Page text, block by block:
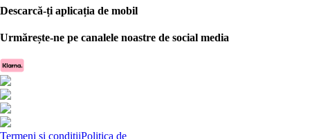
Descarcă-ți aplicația de mobil
Urmărește-ne pe canalele noastre de social media
Termeni și condițiiPolitica de